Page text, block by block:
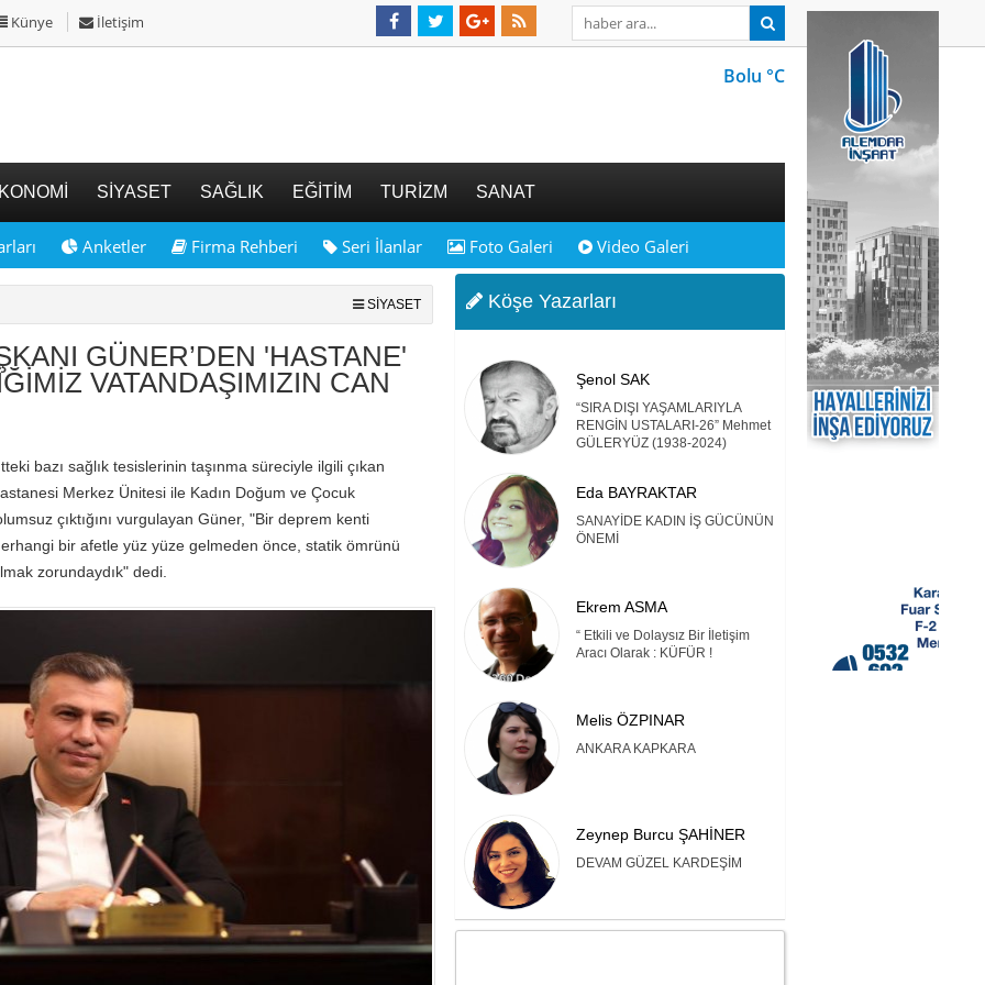
Künye İletişim
Bolu °C
SİYASET SAĞLIK EĞİTİM TURİZM SANAT
Anketler Firma Rehberi Seri İlanlar Foto Galeri Video Galeri
SİYASET
GÜNER’DEN 'HASTANE'
VATANDAŞIMIZIN CAN
bazı sağlık tesislerinin taşınma süreciyle ilgili çıkan
Merkez Ünitesi ile Kadın Doğum ve Çocuk
çıktığını vurgulayan Güner, "Bir deprem kenti
bir afetle yüz yüze gelmeden önce, statik ömrünü
zorundaydık" dedi.
Köşe Yazarları
Şenol SAK
“SIRA DIŞI YAŞAMLARIYLA
RENGİN USTALARI-26” Mehmet
GÜLERYÜZ (1938-2024)
Eda BAYRAKTAR
SANAYİDE KADIN İŞ GÜCÜNÜN
ÖNEMİ
Ekrem ASMA
“ Etkili ve Dolaysız Bir İletişim
Aracı Olarak : KÜFÜR !
Melis ÖZPINAR
ANKARA KAPKARA
Zeynep Burcu ŞAHİNER
DEVAM GÜZEL KARDEŞİM